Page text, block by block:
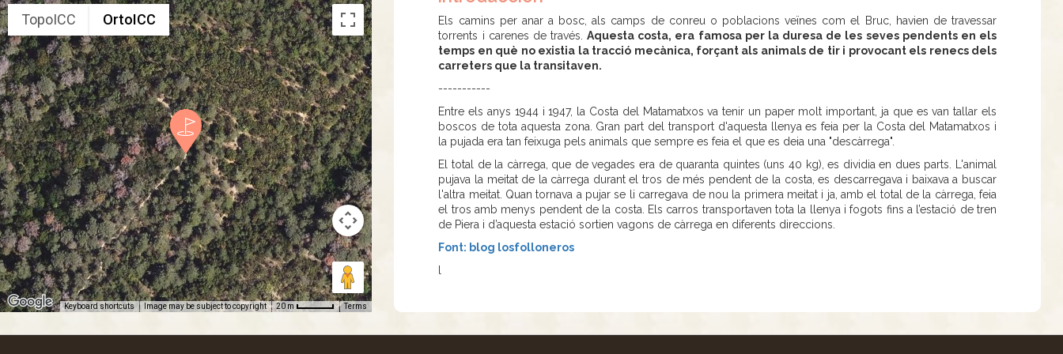
TopoICC OrtoICC
Keyboard shortcuts Image may be subject to copyright 20 m Terms
Els camins per anar a bosc, als camps de conreu o poblacions veïnes com el Bruc, havien de travessar
torrents i carenes de través.Aquesta costa, era famosa per la duresa de les seves pendents en els
temps en què no existia la tracció mecànica, forçant als animals de tir i provocant els renecs dels
carreters que la transitaven.
-----------
Entre els anys 1944 i 1947, la Costa del Matamatxos va tenir un paper molt important, ja que es van tallar els
boscos de tota aquesta zona. Gran part del transport d'aquesta llenya es feia per la Costa del Matamatxos i
la pujada era tan feixuga pels animals que sempre es feia el que es deia una "descàrrega".
El total de la càrrega, que de vegades era de quaranta quintes (uns 40 kg), es dividia en dues parts. L'animal
pujava la meitat de la càrrega durant el tros de més pendent de la costa, es descarregava i baixava a buscar
l'altra meitat. Quan tornava a pujar se li carregava de nou la primera meitat i ja, amb el total de la càrrega, feia
el tros amb menys pendent de la costa. Els carros transportaven tota la llenya i fogots fins a l’estació de tren
de Piera i d’aquesta estació sortien vagons de càrrega en diferents direccions.
Font: blog losfolloneros